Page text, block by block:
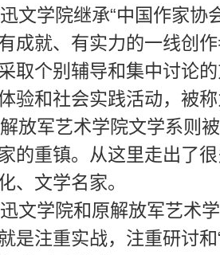
文学院继承“中国作家协
成就、有实力的一线创
取个别辅导和集中讨论
验和社会实践活动，被
放军艺术学院文学系则
的重镇。从这里走出了
、文学名家。
文学院和原解放军艺术
是注重实战，注重研讨